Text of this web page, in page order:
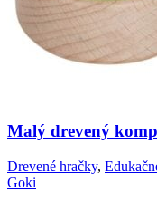
Malý drevený
Drevené hračky,
Goki